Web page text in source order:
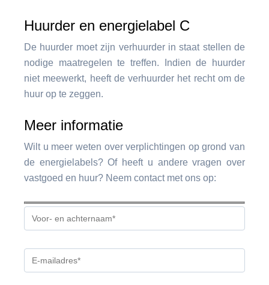
Huurder en energielabel C
De huurder moet zijn verhuurder in staat stellen de
nodige maatregelen te treffen. Indien de huurder
niet meewerkt, heeft de verhuurder het recht om de
huur op te zeggen.
Meer informatie
Wilt u meer weten over verplichtingen op grond van
de energielabels? Of heeft u andere vragen over
vastgoed en huur? Neem contact met ons op: